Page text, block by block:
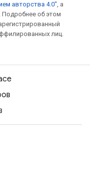
авторства 4.0", а
. Подробнее об этом
лиц.